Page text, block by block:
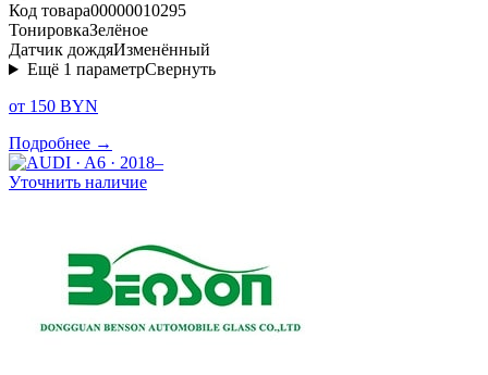
Код товара00000010295
ТонировкаЗелёное
Датчик дождяИзменённый
Ещё 1 параметрСвернуть
от 150 BYN
Подробнее →
Уточнить наличие